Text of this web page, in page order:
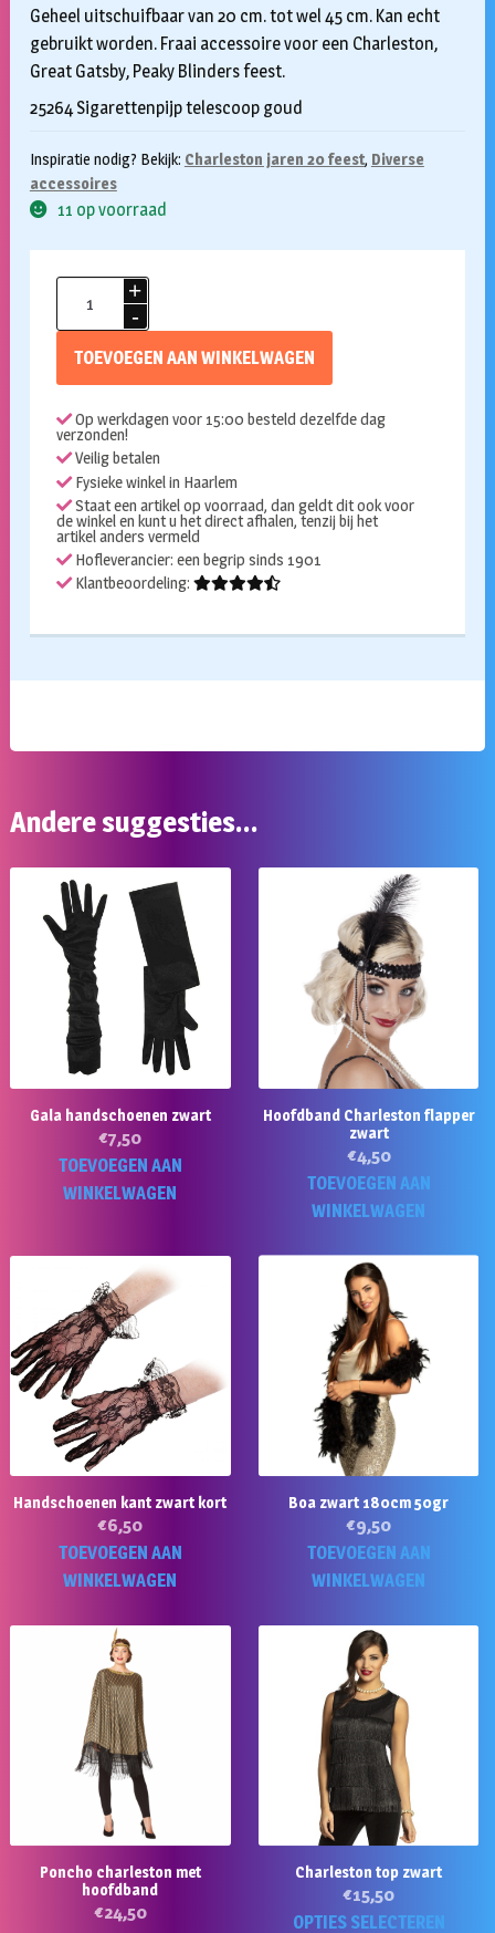
Geheel uitschuifbaar van 20 cm. tot wel 45 cm. Kan echt
gebruikt worden. Fraai accessoire voor een Charleston,
Great Gatsby, Peaky Blinders feest.
25264 Sigarettenpijp telescoop goud
Inspiratie nodig? Bekijk: Charleston jaren 20 feest, Diverse
accessoires
11 op voorraad
Sigarettenhouder
goud
TOEVOEGEN AAN WINKELWAGEN
Op werkdagen voor 15:00 besteld dezelfde dag
verzonden!
Veilig betalen
Fysieke winkel in Haarlem
Staat een artikel op voorraad, dan geldt dit ook voor
de winkel en kunt u het direct afhalen, tenzij bij het
artikel anders vermeld
Hofleverancier: een begrip sinds 1901
Klantbeoordeling:
Andere suggesties…
Gala handschoenen zwart
€7,50
TOEVOEGEN AAN
WINKELWAGEN
Hoofdband Charleston flapper
zwart
€4,50
TOEVOEGEN AAN
WINKELWAGEN
Handschoenen kant zwart kort
€6,50
TOEVOEGEN AAN
WINKELWAGEN
Boa zwart 180cm 50gr
€9,50
TOEVOEGEN AAN
WINKELWAGEN
Poncho charleston met
hoofdband
€24,50
Charleston top zwart
€15,50
OPTIES SELECTEREN